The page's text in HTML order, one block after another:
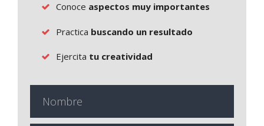
Conoce aspectos muy importantes
Practica buscando un resultado
Ejercita tu creatividad